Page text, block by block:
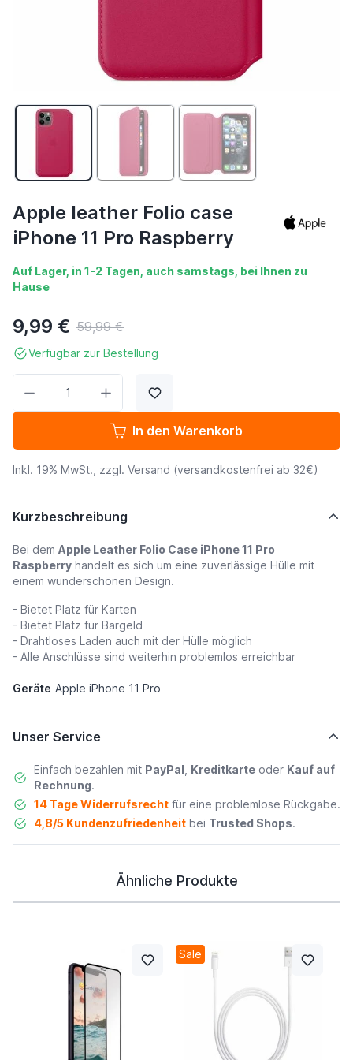
Apple leather Folio case
iPhone 11 Pro Raspberry
Auf Lager, in 1-2 Tagen, auch samstags, bei Ihnen zu
Hause
9,99 € 59,99 €
Verfügbar zur Bestellung
In den Warenkorb
Inkl. 19% MwSt., zzgl. Versand (versandkostenfrei ab 32€)
Kurzbeschreibung
Bei dem Apple Leather Folio Case iPhone 11 Pro
Raspberry handelt es sich um eine zuverlässige Hülle mit
einem wunderschönen Design.
- Bietet Platz für Karten
- Bietet Platz für Bargeld
- Drahtloses Laden auch mit der Hülle möglich
- Alle Anschlüsse sind weiterhin problemlos erreichbar
Geräte Apple iPhone 11 Pro
Unser Service
Einfach bezahlen mit PayPal Kreditkarteoder Kauf auf
Rechnung.
14 Tage Widerrufsrechtfür eine problemlose Rückgabe.
4,8/5 Kundenzufriedenheitbei Trusted Shops.
Ähnliche Produkte
Sale